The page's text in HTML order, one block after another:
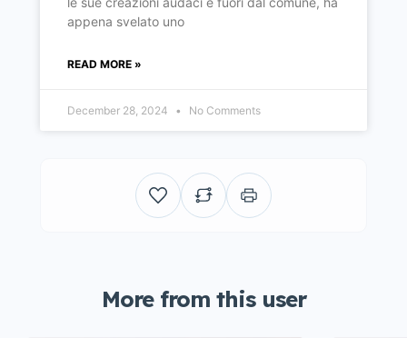
appena svelato uno
READ MORE »
December 28, 2024 No Comments
More from this user